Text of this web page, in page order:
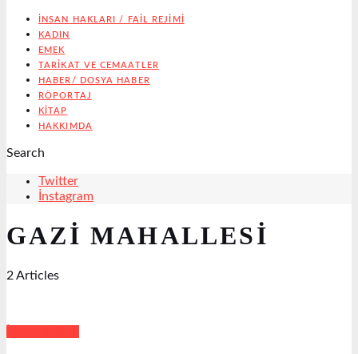
İNSAN HAKLARI / FAIL REJIMI
KADIN
EMEK
TARIKAT VE CEMAATLER
HABER/ DOSYA HABER
RÖPORTAJ
KITAP
HAKKIMDA
Search
Twitter
İnstagram
GAZI MAHALLESI
2 Articles